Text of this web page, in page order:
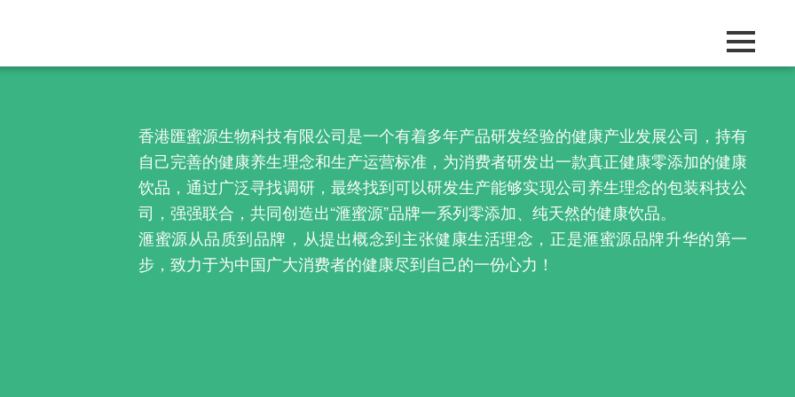
香港匯蜜源生物科技有限公司是一个有着多年产品研发经验的健康产业发展公司，持有
自己完善的健康养生理念和生产运营标准，为消费者研发出一款真正健康零添加的健康
饮品，通过广泛寻找调研，最终找到可以研发生产能够实现公司养生理念的包装科技公
司，强强联合，共同创造出“滙蜜源”品牌一系列零添加、纯天然的健康饮品。
滙蜜源从品质到品牌，从提出概念到主张健康生活理念，正是滙蜜源品牌升华的第一
步，致力于为中国广大消费者的健康尽到自己的一份心力！